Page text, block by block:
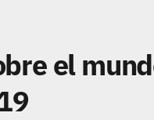
el